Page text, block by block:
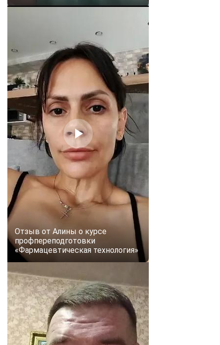
Отзыв от Алины о курсе
профпереподготовки
«Фармацевтическая технология»
ChatApp
online
Мессенджеры